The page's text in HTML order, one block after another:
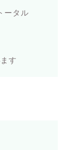
ータル
す